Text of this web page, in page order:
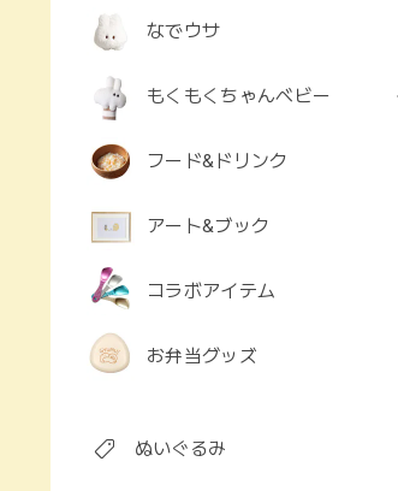
なでウサ
もくもくちゃんベビー
フード&ドリンク
アート&ブック
コラボアイテム
お弁当グッズ
ぬいぐるみ